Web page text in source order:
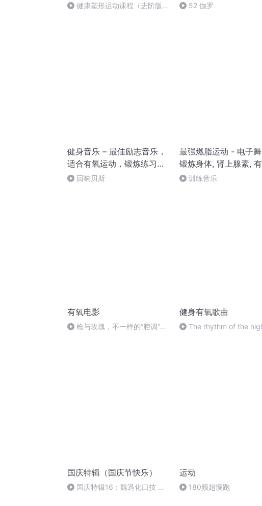
健康塑形运动课程（进阶版）
52 伽罗
健身音乐 – 最佳励志音乐，
适合有氧运动，锻炼练习，
减肥运动，健身的音乐
回响贝斯
最强燃脂运动 - 电子
锻炼身体, 肾上腺素,
动 训练音乐
有氧电影
枪与玫瑰，不一样的“腔调”上
健身有氧歌曲
The rhythm of the
国庆特辑（国庆节快乐）
国庆特辑16：魏迅化口技 二
运动
180频超慢跑